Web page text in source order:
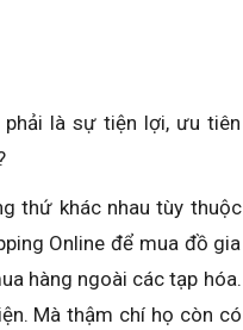
là sự tiện lợi, ưu tiên
thứ khác nhau tùy thuộc
Online để mua đồ gia
hàng ngoài các tạp hóa.
Mà thậm chí họ còn có